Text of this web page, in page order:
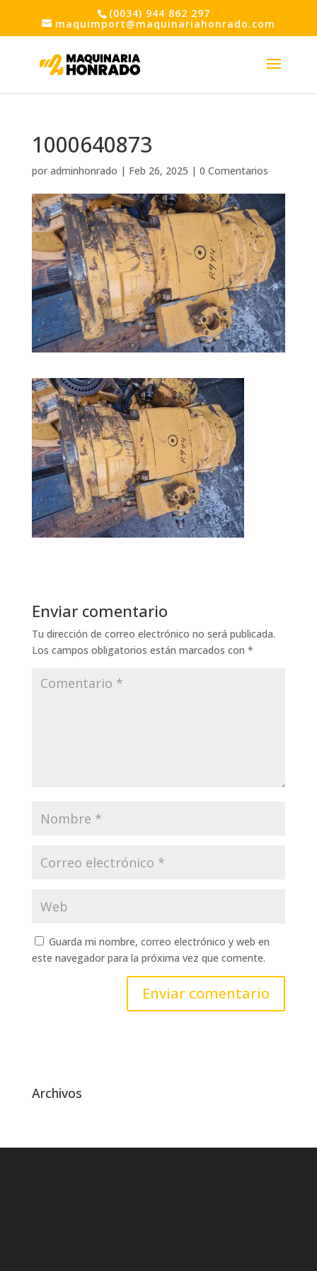
(0034) 944 862 297
maquimport@maquinariahonrado.com
1000640873
por adminhonrado | Feb 26, 2025 | 0 Comentarios
Enviar comentario
Tu dirección de correo electrónico no será publicada.
Los campos obligatorios están marcados con *
Guarda mi nombre, correo electrónico y web en
este navegador para la próxima vez que comente.
Archivos